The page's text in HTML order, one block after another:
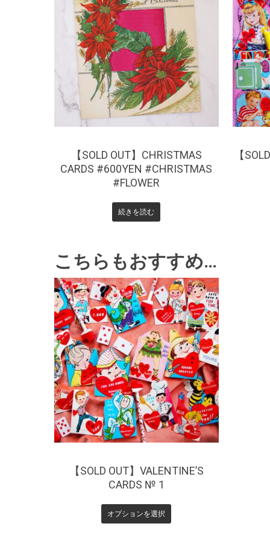
¥660
【SOLD OUT】CHRISTMAS
CARDS #600YEN #CHRISTMAS
#FLOWER
続きを読む
【
こちらもおすすめ…
¥440
【SOLD OUT】VALENTINE’S
CARDS № 1
オプションを選択